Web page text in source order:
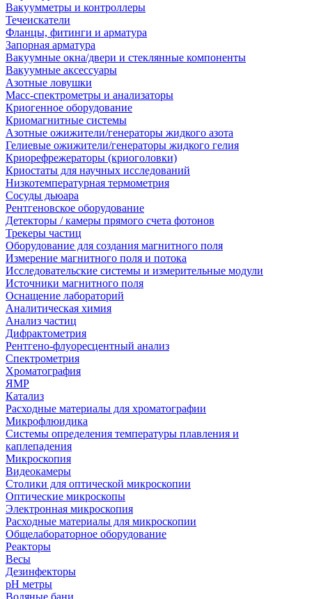
Вакуумметры и контроллеры
Течеискатели
Фланцы, фитинги и арматура
Запорная арматура
Вакуумные окна/двери и стеклянные компоненты
Вакуумные аксессуары
Азотные ловушки
Масс-спектрометры и анализаторы
Криогенное оборудование
Криомагнитные системы
Азотные ожижители/генераторы жидкого азота
Гелиевые ожижители/генераторы жидкого гелия
Криорефрежераторы (криоголовки)
Криостаты для научных исследований
Низкотемпературная термометрия
Сосуды дьюара
Рентгеновское оборудование
Детекторы / камеры прямого счета фотонов
Трекеры частиц
Оборудование для создания магнитного поля
Измерение магнитного поля и потока
Исследовательские системы и измерительные модули
Источники магнитного поля
Оснащение лабораторий
Аналитическая химия
Анализ частиц
Дифрактометрия
Рентгено-флуоресцентный анализ
Спектрометрия
Хроматография
ЯМР
Катализ
Расходные материалы для хроматографии
Микрофлюидика
Системы определения температуры плавления и
каплепадения
Микроскопия
Видеокамеры
Столики для оптической микроскопии
Оптические микроскопы
Электронная микроскопия
Расходные материалы для микроскопии
Общелабораторное оборудование
Реакторы
Весы
Дезинфекторы
рН метры
Водяные бани